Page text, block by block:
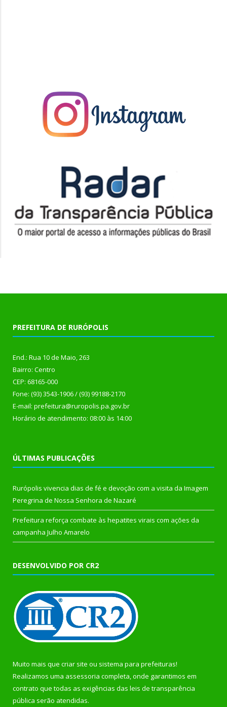
PREFEITURA DE RURÓPOLIS
End.: Rua 10 de Maio, 263
Bairro: Centro
CEP: 68165-000
Fone: (93) 3543-1906 / (93) 99188-2170
E-mail: prefeitura@ruropolis.pa.gov.br
Horário de atendimento: 08:00 às 14:00
ÚLTIMAS PUBLICAÇÕES
Rurópolis vivencia dias de fé e devoção com a visita da Imagem
Peregrina de Nossa Senhora de Nazaré
Prefeitura reforça combate às hepatites virais com ações da
campanha Julho Amarelo
DESENVOLVIDO POR CR2
Muito mais que criar site ou sistema para prefeituras!
Realizamos uma assessoria completa, onde garantimos em
contrato que todas as exigências das leis de transparência
pública serão atendidas.